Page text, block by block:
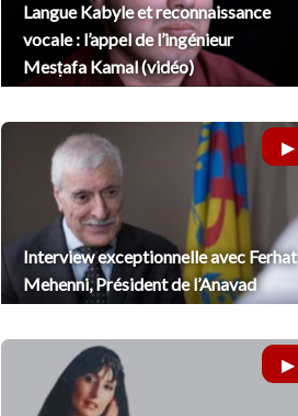
Langue Kabyle et reconnaissance
vocale : l’appel de l’ingénieur
Mesṭafa Kamal (vidéo)
Interview exceptionnelle avec Ferhat
Mehenni, Président de l’Anavad